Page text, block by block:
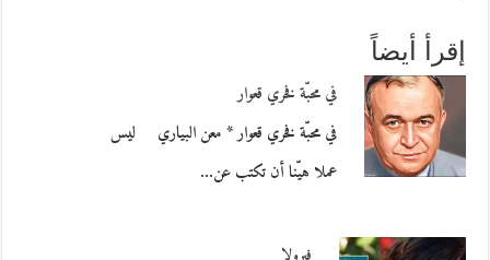
إقرأ أيضاً
في محبّة فخري قعوار
في محبّة فخري قعوار * معن البياري ليس
عملا هيّنا أن تكتب عن…